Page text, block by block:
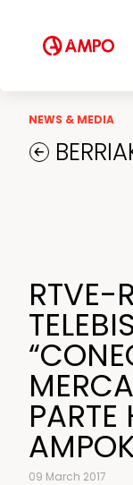
zerbitzuak
lanetarako
NEWS & MEDIA
RTVE-
PARTE
09 March 2017